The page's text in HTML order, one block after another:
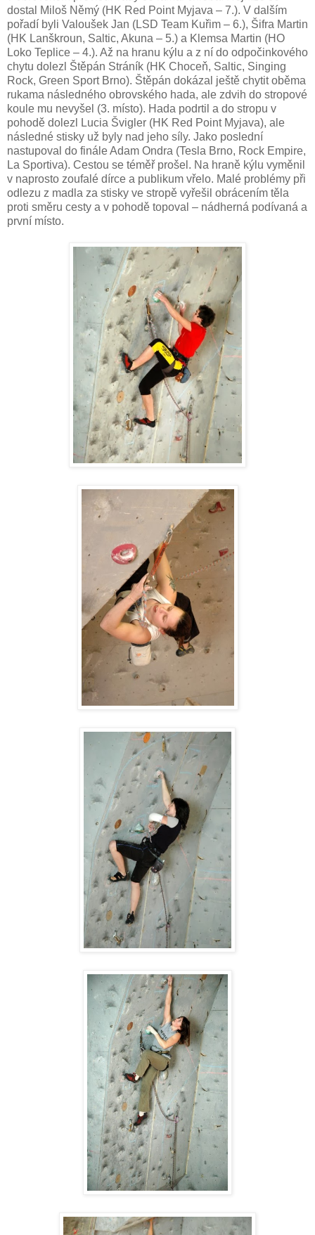
dostal Miloš Němý (HK Red Point Myjava – 7.). V dalším
pořadí byli Valoušek Jan (LSD Team Kuřim – 6.), Šifra Martin
(HK Lanškroun, Saltic, Akuna – 5.) a Klemsa Martin (HO
Loko Teplice – 4.). Až na hranu kýlu a z ní do odpočinkového
chytu dolezl Štěpán Stráník (HK Choceň, Saltic, Singing
Rock, Green Sport Brno). Štěpán dokázal ještě chytit oběma
rukama následného obrovského hada, ale zdvih do stropové
koule mu nevyšel (3. místo). Hada podrtil a do stropu v
pohodě dolezl Lucia Švigler (HK Red Point Myjava), ale
následné stisky už byly nad jeho síly. Jako poslední
nastupoval do finále Adam Ondra (Tesla Brno, Rock Empire,
La Sportiva). Cestou se téměř prošel. Na hraně kýlu vyměnil
v naprosto zoufalé dírce a publikum vřelo. Malé problémy při
odlezu z madla za stisky ve stropě vyřešil obrácením těla
proti směru cesty a v pohodě topoval – nádherná podívaná a
první místo.